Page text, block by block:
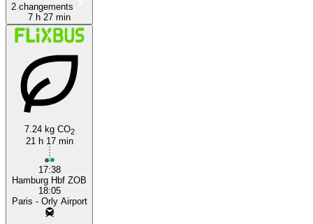
2 changements
7 h 27 min
7.24 kg CO2
21 h 17 min
17:38
Hamburg Hbf ZOB
18:05
Paris - Orly Airport